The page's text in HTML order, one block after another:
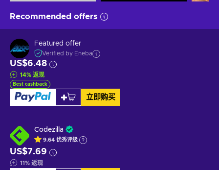
Recommended offers
Featured offer
Verified by Eneba
US$6.48
14% 返现
Best cashback
立即购买
Codezilla
9.64 优秀评级
US$7.69
11% 返现